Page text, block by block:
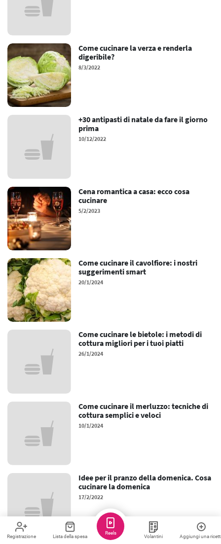
Come cucinare la verza e renderla
digeribile?
8/3/2022
+30 antipasti di natale da fare il giorno
prima
10/12/2022
Cena romantica a casa: ecco cosa
cucinare
5/2/2023
Come cucinare il cavolfiore: i nostri
suggerimenti smart
20/1/2024
Come cucinare le bietole: i metodi di
cottura migliori per i tuoi piatti
26/1/2024
Come cucinare il merluzzo: tecniche di
cottura semplici e veloci
10/1/2024
Idee per il pranzo della domenica. Cosa
cucinare la domenica
17/2/2022
Registrazione Lista della spesa Volantini Aggiungi una
Reels